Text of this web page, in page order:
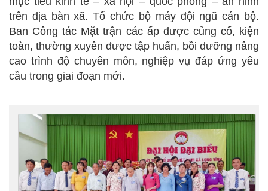
trên địa bàn xã. Tổ chức bộ máy đội ngũ cán bộ.
Ban Công tác Mặt trận các ấp được củng cố, kiện
toàn, thường xuyên được tập huấn, bồi dưỡng nâng
cao trình độ chuyên môn, nghiệp vụ đáp ứng yêu
cầu trong giai đoạn mới.